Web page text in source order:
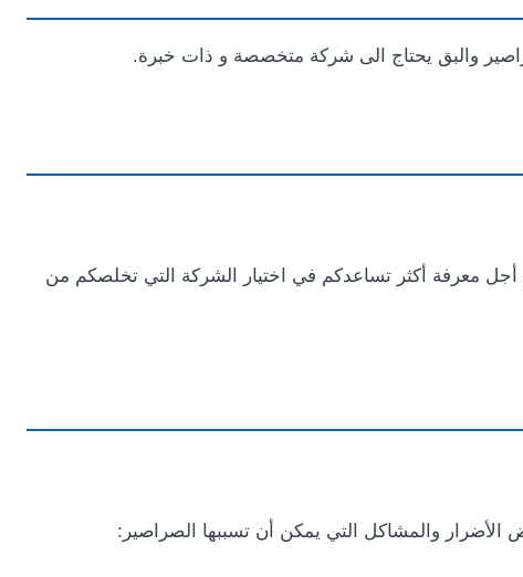
والبق يحتاج الى شركة متخصصة و ذات خبرة.
معرفة أكثر تساعدكم في اختيار الشركة التي تخلصكم من
الأضرار والمشاكل التي يمكن أن تسببها الصراصير: